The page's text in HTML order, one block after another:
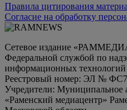
Правила цитирования
Согласие на обработку
Сетевое издание
Федеральной службой по
информационных
Реестровый номер: ЭЛ №
Учредители: Муниципальное
«Раменский медиацентр»